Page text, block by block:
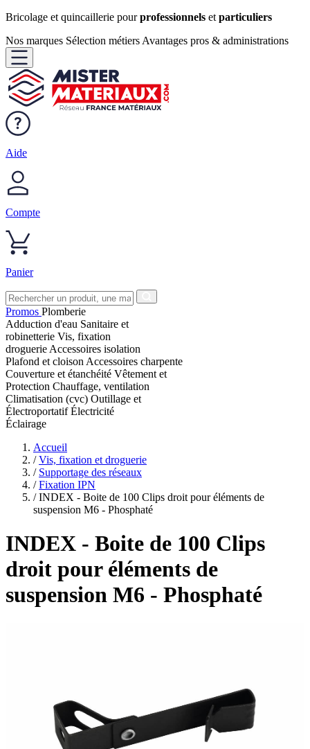
Bricolage et quincaillerie pourprofessionnels et particuliers
Nos marques Sélection métiers Avantages pros & administrations
Aide
Compte
Panier
Promos Plomberie
Adduction d'eau Sanitaire et
robinetterie Vis, fixation
droguerie Accessoires isolation
Plafond et cloison Accessoires charpente
Couverture et étanchéité Vêtement et
Protection Chauffage, ventilation
Climatisation (cvc) Outillage et
ÉlectroportatifÉlectricité
Éclairage
Accueil
/ Vis, fixation et droguerie
/ Supportage des réseaux
/ Fixation IPN
/ INDEX - Boite de 100 Clips droit pour éléments de
suspension M6 - Phosphaté
INDEX - Boite de 100 Clips
droit pour éléments de
suspension M6 - Phosphaté